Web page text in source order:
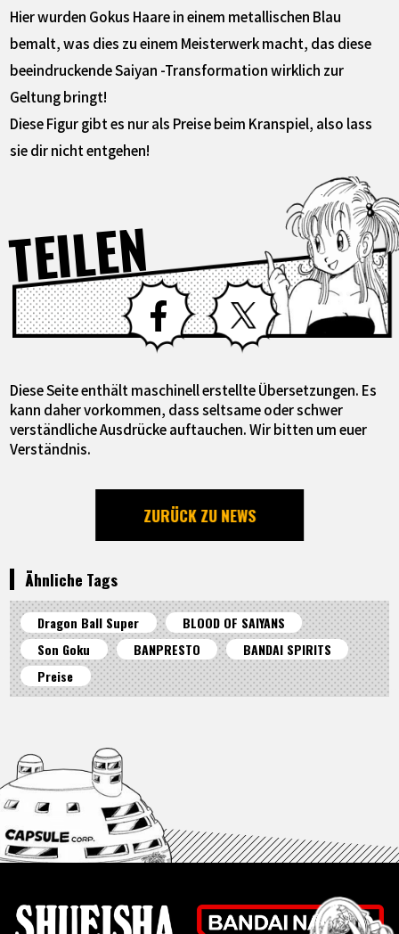
Hier wurden Gokus Haare in einem metallischen Blau
bemalt, was dies zu einem Meisterwerk macht, das diese
beeindruckende Saiyan -Transformation wirklich zur
Geltung bringt!
Diese Figur gibt es nur als Preise beim Kranspiel, also lass
sie dir nicht entgehen!
TEILEN Facebook X
Diese Seite enthält maschinell erstellte Übersetzungen. Es
kann daher vorkommen, dass seltsame oder schwer
verständliche Ausdrücke auftauchen. Wir bitten um euer
Verständnis.
ZURÜCK ZU NEWS
Ähnliche Tags
Dragon Ball Super
BLOOD OF SAIYANS
Son Goku
BANPRESTO
BANDAI SPIRITS
Preise